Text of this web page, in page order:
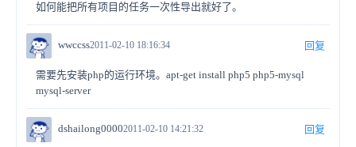
如何能把所有项目的任务一次性导出就好了。
wwccss2011-02-10 18:16:34 回复
需要先安装php的运行环境。apt-get install php5 php5-mysql
mysql-server
dshailong00002011-02-10 14:21:32 回复